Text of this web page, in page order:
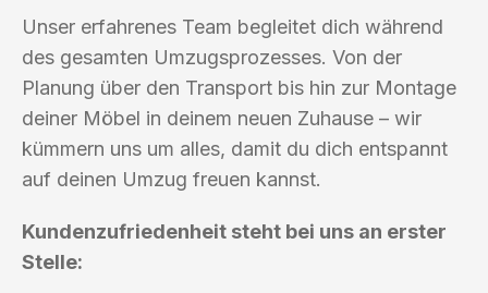
Unser erfahrenes Team begleitet dich während
des gesamten Umzugsprozesses. Von der
Planung über den Transport bis hin zur Montage
deiner Möbel in deinem neuen Zuhause – wir
kümmern uns um alles, damit du dich entspannt
auf deinen Umzug freuen kannst.
Kundenzufriedenheit steht bei uns an erster
Stelle: